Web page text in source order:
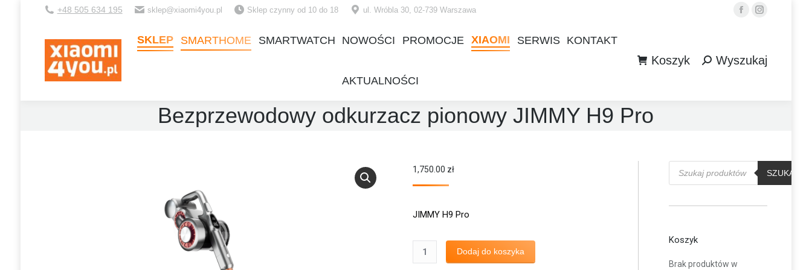
+48 505 634 195 sklep@xiaomi4you.pl Sklep czynny od 10 do 18 ul. Wróbla 30, 02-739 Warszawa
FacebookInstagram
SKLEP SMARTHOME SMARTWATCH NOWOŚCI PROMOCJE XIAOMI SERWIS KONTAKT
AKTUALNOŚCI
Koszyk Szukaj:Wyszukaj
Bezprzewodowy odkurzacz pionowy JIMMY H9 Pro
1,750.00 zł
JIMMY H9 Pro
ilość
Bezprzewodowy
Dodaj do koszyka
Wyszukiwarka
produktów
SZUKAJ
Koszyk
Brak produktów w